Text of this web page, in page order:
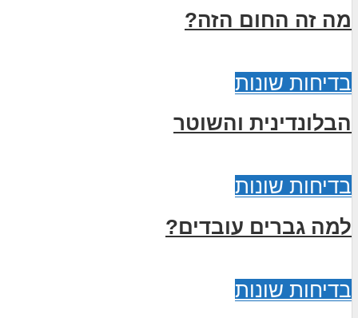
מה זה החום הזה?
בדיחות שונות
הבלונדינית והשוטר
בדיחות שונות
למה גברים עובדים?
בדיחות שונות